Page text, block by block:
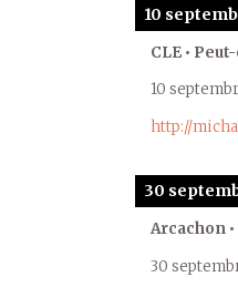
10
CLE •
10
http://
30
Arcachon
30